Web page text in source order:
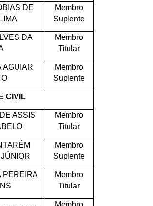
DE
Membro
Suplente
DA
Membro
Titular
AGUIAR
Membro
Suplente
CIVIL
ASSIS
Membro
Titular
Membro
Suplente
PEREIRA
Membro
Titular